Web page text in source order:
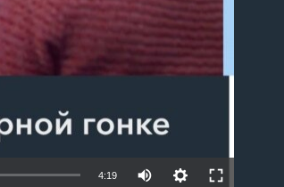
4:19